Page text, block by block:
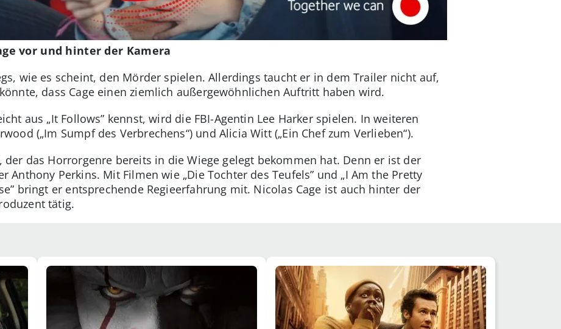
vor und hinter der Kamera
wie es scheint, den Mörder spielen. Allerdings taucht er in dem Trailer nicht auf,
dass Cage einen ziemlich außergewöhnlichen Auftritt haben wird.
aus „It Follows” kennst, wird die FBI-Agentin Lee Harker spielen. In weiteren
(„Im Sumpf des Verbrechens“) und Alicia Witt („Ein Chef zum Verlieben“).
der das Horrorgenre bereits in die Wiege gelegt bekommen hat. Denn er ist der
Anthony Perkins. Mit Filmen wie „Die Tochter des Teufels” und „I Am the Pretty
bringt er entsprechende Regieerfahrung mit. Nicolas Cage ist auch hinter der
tätig.